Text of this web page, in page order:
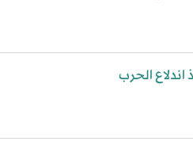
الحرب